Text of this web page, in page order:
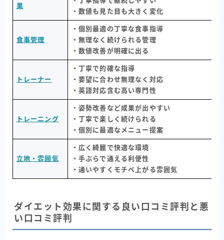
果
・数値も見た目も大きく変化
食事管理
・個別最適の丁寧な食事指導
・無理なく続けられる管理
・数値改善が明確に出る
トレーナー
・丁寧で的確な指導
・要望に合わせ無理なく対応
・英語対応含む高い専門性
トレーニング
・姿勢改善など成果が出やすい
・丁寧で楽しく続けられる
・個別に最適なメニュー提案
立地・雰囲気
・広く綺麗で快適な環境
・手ぶらで通える利便性
・通いやすくモチベ上がる雰囲気
ダイエット効果に関する良い口コミ評判と悪
い口コミ評判